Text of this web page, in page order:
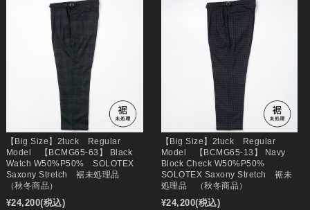
【Big Size】2tuck Regular
Model 【BCMG65-63】 Black
Watch W50%P50% SOLOTEX
Saxony Stretch 裾未処理品
（秋冬商品）
¥24,200(税込)
【Big Size】2tuck Regular
Model 【BCMG65-13】 Navy
Block Check W50%P50%
SOLOTEX Saxony Stretch 裾未
処理品 （秋冬商品）
¥24,200(税込)